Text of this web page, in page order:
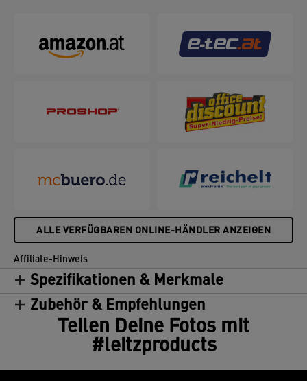
Aktivkohle-Pelletfilter und einen HEPA-Filter. Die
Filtertrommel ist das Herzstück der Luftreinigung.
Um die optimale Leistung Ihres Luftreinigers zu
alle 12 Monate zu ersetzen (je nach Dauer der
Nutzung). Kompatibel mit dem Leitz TruSens Z-
ALLE VERFÜGBAREN ONLINE-HÄNDLER ANZEIGEN
Affiliate-Hinweis
Spezifikationen & Merkmale
Zubehör & Empfehlungen
Teilen Deine Fotos mit
#leitzproducts